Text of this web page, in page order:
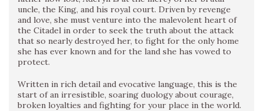
uncle, the King, and his royal court. Driven by revenge
and love, she must venture into the malevolent heart of
the Citadel in order to seek the truth about the attack
that so nearly destroyed her, to fight for the only home
she has ever known and for the land she has vowed to
protect.
Written in rich detail and evocative language, this is the
start of an irresistible, soaring duology about courage,
broken loyalties and fighting for your place in the world.